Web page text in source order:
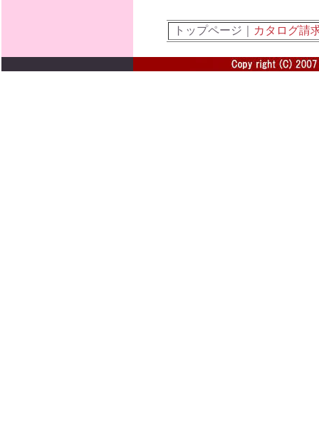
トップページ｜ カタログ請